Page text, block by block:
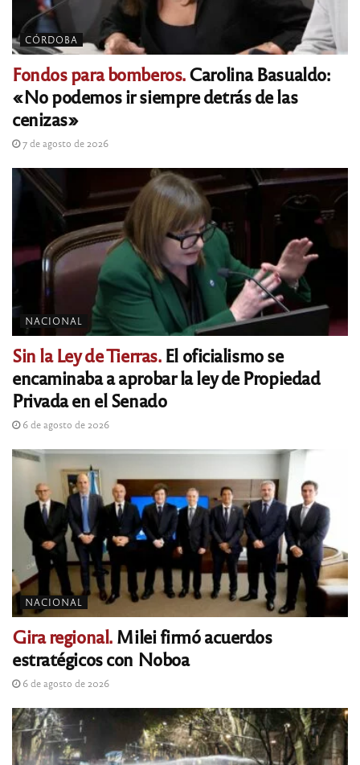
CÓRDOBA
Fondos para bomberos.Carolina Basualdo:
«No podemos ir siempre detrás de las
cenizas»
7 de agosto de 2026
NACIONAL
Sin la Ley de Tierras.El oficialismo se
encaminaba a aprobar la ley de Propiedad
Privada en el Senado
6 de agosto de 2026
NACIONAL
Gira regional.Milei firmó acuerdos
estratégicos con Noboa
6 de agosto de 2026